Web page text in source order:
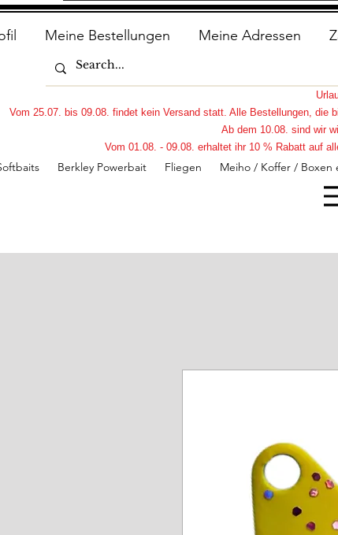
Meine Bestellungen Meine Adressen
Berkley Powerbait Fliegen Meiho / Koffer / Boxen
Vom 25.07. bis 09.08. findet kein Versand statt. Alle Bestellungen, die
Ab dem 10.08. sind wir
Vom 01.08. - 09.08. erhaltet ihr 10 % Rabatt auf